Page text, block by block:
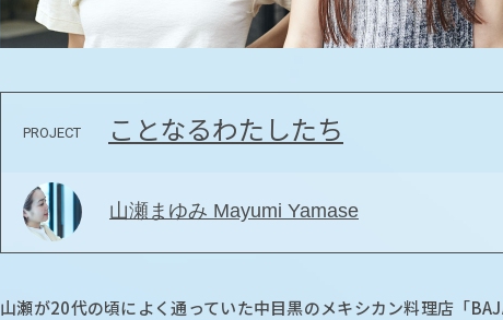
PROJECT ことなるわたしたち
山瀬まゆみ Mayumi Yamase
山瀬が20代の頃によく通っていた中目黒のメキシカン料理店「